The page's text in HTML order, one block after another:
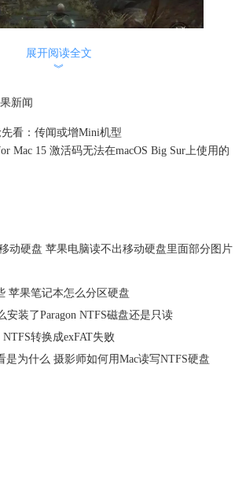
2 ：《帕斯卡契约》游戏
见官方推荐，由此可知，这款游戏到底有多好
反映出A13的性能确实强大。我们在玩这款游
质选项。对的，你没有看错，在苹果官方的推
展开阅读全文
︾
新闻
先看：传闻或增Mini机型
Mac 15 激活码无法在macOS Big Sur上使用的
动硬盘 苹果电脑读不出移动硬盘里面部分图片
苹果笔记本怎么分区硬盘
安装了Paragon NTFS磁盘还是只读
转换成exFAT失败
是为什么 摄影师如何用Mac读写NTFS硬盘